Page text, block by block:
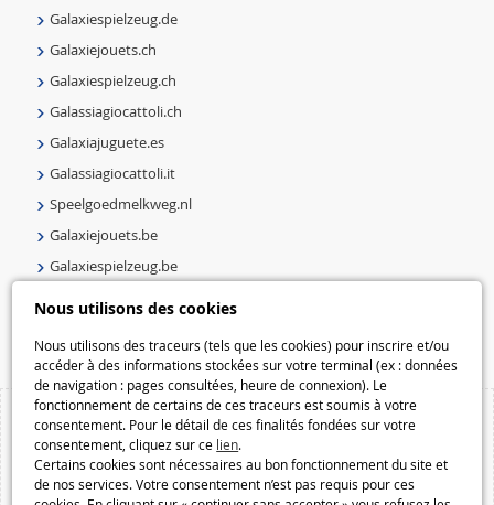
Nous utilisons des cookies
Nous utilisons des traceurs (tels que les cookies) pour inscrire et/ou
accéder à des informations stockées sur votre terminal (ex : données
de navigation : pages consultées, heure de connexion). Le
fonctionnement de certains de ces traceurs est soumis à votre
consentement. Pour le détail de ces finalités fondées sur votre
consentement, cliquez sur ce lien.
Certains cookies sont nécessaires au bon fonctionnement du site et
de nos services. Votre consentement n’est pas requis pour ces
Galaxiespielzeug.de
Galaxiejouets.ch
Galaxiespielzeug.ch
Galassiagiocattoli.ch
Galaxiajuguete.es
Galassiagiocattoli.it
Speelgoedmelkweg.nl
Galaxiejouets.be
Galaxiespielzeug.be